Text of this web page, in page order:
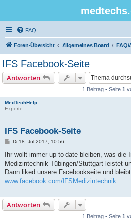
FAQ
Foren-Übersicht Allgemeines Board FAQ/
IFS Facebook-Seite
Antworten
1 Beitrag • Seite 1
MedTechHelp
Experte
IFS Facebook-Seite
B
i
r
a
Di 18. Jul 2017, 10:56
Ihr wollt immer up to date bleiben, was die
Medizintechnik Tübingen/Stuttgart leistet
Dann liked unsere Facebookseite und
www.facebook.com/IFSMedizintechnik
Antworten
1 Beitrag • Seite 1